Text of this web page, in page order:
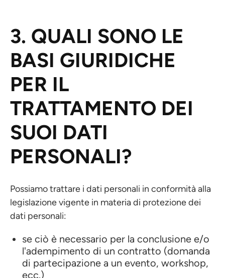
3. QUALI SONO LE
BASI GIURIDICHE
PER IL
TRATTAMENTO DEI
SUOI DATI
PERSONALI?
Possiamo trattare i dati personali in conformità alla
legislazione vigente in materia di protezione dei
dati personali:
se ciò è necessario per la conclusione e/o
l'adempimento di un contratto (domanda
di partecipazione a un evento, workshop,
ecc.)